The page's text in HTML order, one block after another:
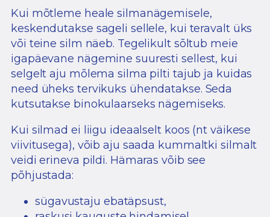
Kui mõtleme heale silmanägemisele,
keskendutakse sageli sellele, kui teravalt üks
või teine silm näeb. Tegelikult sõltub meie
igapäevane nägemine suuresti sellest, kui
selgelt aju mõlema silma pilti tajub ja kuidas
need üheks tervikuks ühendatakse. Seda
kutsutakse binokulaarseks nägemiseks.
Kui silmad ei liigu ideaalselt koos (nt väikese
viivitusega), võib aju saada kummaltki silmalt
veidi erineva pildi. Hämaras võib see
põhjustada:
sügavustaju ebatäpsust,